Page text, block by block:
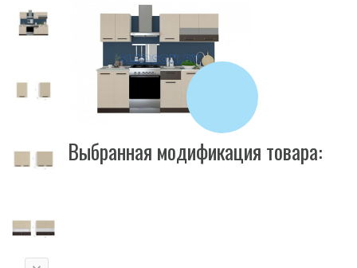
Выбранная модификация товара: